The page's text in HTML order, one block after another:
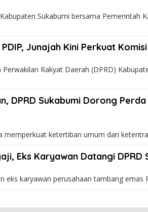
Sukabumi bersama Pemerintah
Junajah Kini Perkuat Komisi
Perwakilan Rakyat Daerah (DPRD)
DPRD Sukabumi Dorong
memperkuat ketertiban umum dan
Eks Karyawan Datangi DPRD
eks karyawan perusahaan tambang emas